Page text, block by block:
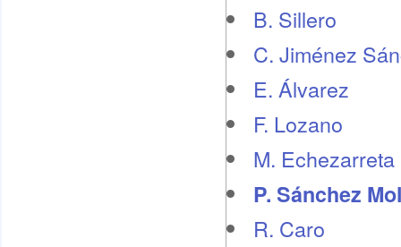
B. Sillero
C. Jiménez
E. Álvarez
F. Lozano
M. Echezarreta
P. Sánchez
R. Caro